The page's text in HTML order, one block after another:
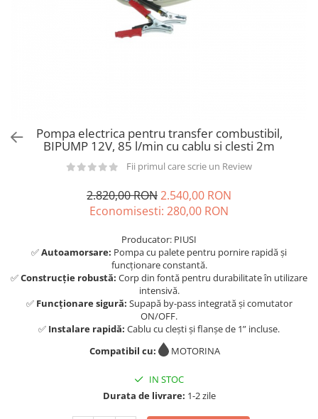
Rezervoare stationare supraterane
Pompa electrica pentru transfer combustibil,
BIPUMP 12V, 85 l/min cu cablu si clesti 2m
Fii primul care scrie un Review
2.820,00 RON2.540,00 RON
Economisesti: 280,00 RON
Producator: PIUSI
✅Autoamorsare: Pompa cu palete pentru pornire rapidă și
funcționare constantă.
✅Construcție robustă: Corp din fontă pentru durabilitate în utilizare
intensivă.
✅ Funcționare sigură: Supapă by-pass integrată și comutator
ON/OFF.
✅ Instalare rapidă: Cablu cu clești și flanșe de 1” incluse.
Compatibil cu:
MOTORINA
IN STOC
Durata de livrare: 1-2 zile